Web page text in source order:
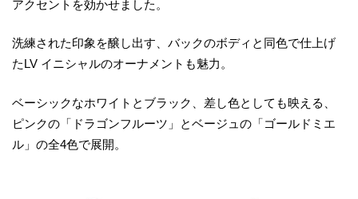
アクセントを効かせました。
洗練された印象を醸し出す、バックのボディと同色で仕上げ
たLV イニシャルのオーナメントも魅力。
ベーシックなホワイトとブラック、差し色としても映える、
ピンクの「ドラゴンフルーツ」とベージュの「ゴールドミエ
ル」の全4色で展開。